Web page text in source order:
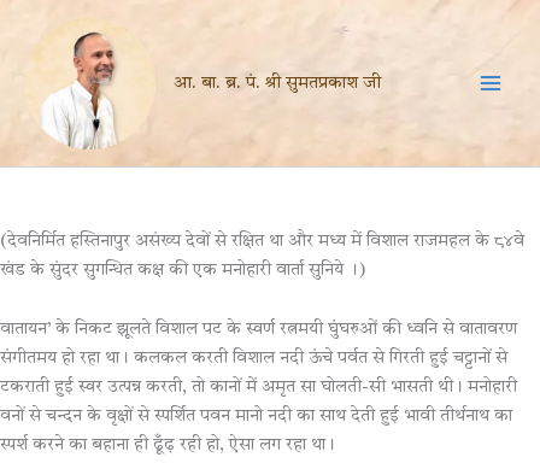
आ. बा. ब्र. पं. श्री सुमतप्रकाश जी
(देवनिर्मित हस्तिनापुर असंख्य देवों से रक्षित था और मध्य में विशाल राजमहल के ८४वे
खंड के सुंदर सुगन्धित कक्ष की एक मनोहारी वार्ता सुनिये ।)
वातायन’ के निकट झूलते विशाल पट के स्वर्ण रत्नमयी घुंघरुओं की ध्वनि से वातावरण
संगीतमय हो रहा था। कलकल करती विशाल नदी ऊंचे पर्वत से गिरती हुई चट्टानों से
टकराती हुई स्वर उत्पन्न करती, तो कानों में अमृत सा घोलती-सी भासती थी। मनोहारी
वनों से चन्दन के वृक्षों से स्पर्शित पवन मानो नदी का साथ देती हुई भावी तीर्थनाथ का
स्पर्श करने का बहाना ही ढूँढ़ रही हो, ऐसा लग रहा था।